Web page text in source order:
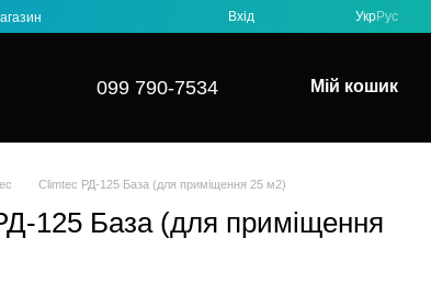
Вхід УкрРус
099 790-7534 Мій кошик
Climtec РД-125 База (для приміщення 25 м2)
125 База (для приміщення